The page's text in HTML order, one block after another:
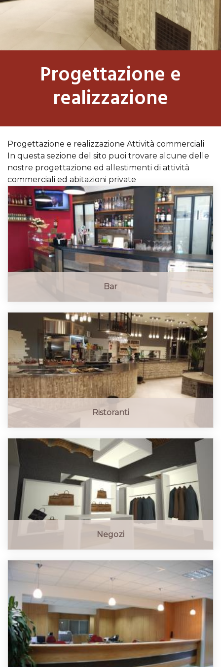
Progettazione e
realizzazione
Progettazione e realizzazione Attività commerciali
In questa sezione del sito puoi trovare alcune delle
nostre progettazione ed allestimenti di attività
commerciali ed abitazioni private
Bar
Ristoranti
Negozi